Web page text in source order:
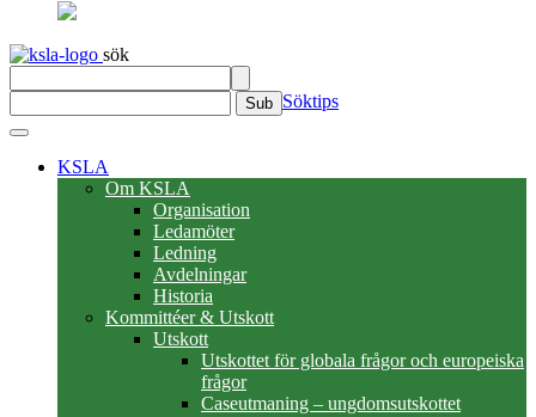
sök
Sub Söktips
KSLA
Om KSLA
Organisation
Ledamöter
Ledning
Avdelningar
Historia
Kommittéer & Utskott
Utskott
Utskottet för globala frågor och europeiska
frågor
Caseutmaning – ungdomsutskottet